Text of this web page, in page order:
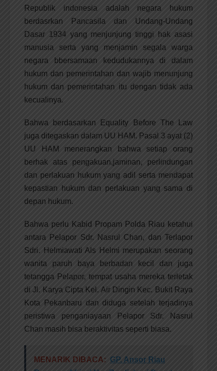
Republik indonesia adalah negara hukum
berdasrkan Pancasila dan Undang-Undang
Dasar 1934 yang menjunjung tinggi hak asasi
manusia serta yang menjamin segala warga
negara bbersamaan kedudukannya di dalam
hukum dan pemerintahan dan wajib menunjung
hukum dan pemerintahan itu dengan tidak ada
kecualinya.
Bahwa berdasarkan Equality Before The Law
juga ditegaskan dalam UU HAM. Pasal 3 ayat (2)
UU HAM menerangkan bahwa setiap orang
berhak atas pengakuan,jaminan, perlindungan
dan perlakuan hukum yang adil serta mendapat
kepastian hukum dan perlakuan yang sama di
depan hukum.
Bahwa perlu Kabid Propam Polda Riau ketahui
antara Pelapor Sdr. Nasrul Chan, dan Terlapor
Sdri. Helmiawati Als Helmi merupakan seorang
wanita paruh baya berbadan kecil dan juga
tetangga Pelapor, tempat usaha mereka terletak
di Jl. Karya Cipta Kel. Air Dingin Kec. Bukit Raya
Kota Pekanbaru dan diduga setelah terjadinya
peristiwa penganiayaan Pelapor Sdr. Nasrul
Chan masih bisa beraktivitas seperti biasa.
MENARIK DIBACA: GP. Ansor Riau